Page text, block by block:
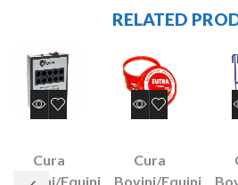
RELATED
Cura
Bovini/Equini
Cura
Bovini/Equini